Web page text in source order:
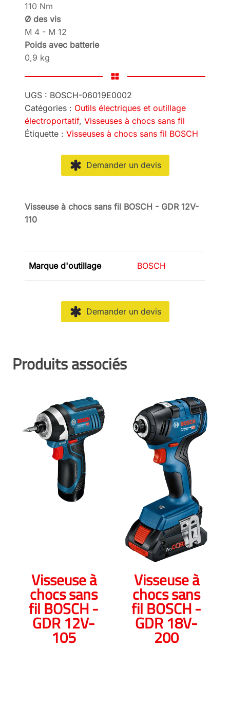
110 Nm
Ø des vis
M 4 - M 12
Poids avec batterie
0,9 kg
UGS : BOSCH-06019E0002
Catégories : Outils électriques et outillage
électroportatif, Visseuses à chocs sans fil
Étiquette : Visseuses à chocs sans fil BOSCH
Demander un devis
Visseuse à chocs sans fil BOSCH - GDR 12V-
110
Marque d'outillage BOSCH
Demander un devis
Produits associés
Visseuse à
chocs sans
fil BOSCH -
GDR 12V-
105
Visseuse à
chocs sans
fil BOSCH -
GDR 18V-
200